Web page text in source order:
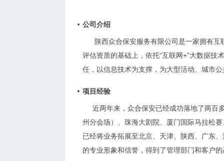
公司介绍
陕西众合保安服务有限公司是一家拥有
评估资质的基础上，依托“互联网+”大数据技
任，以信息技术为支撑，为大型活动、城市
项目经验
近两年来，众合保安已经成功落地了两百
州分会场）、珠海大剧院、厦门国际马拉松
已经将业务拓展至北京、天津、陕西、广东
的专业形象和信誉，得到了管理部门和客户